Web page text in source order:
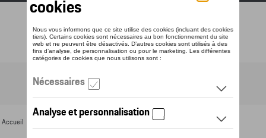
Toggle navigation
Accueil Produits d'entretien > Waxoyl